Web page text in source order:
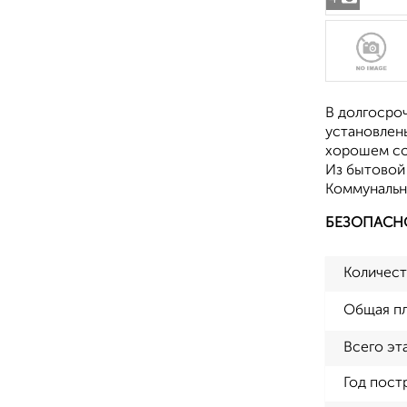
В
хорошем
Из бытовой
Общая
Всего
Год